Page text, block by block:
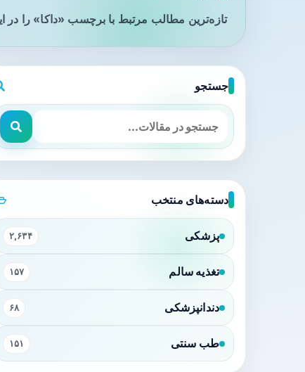
تازه‌ترین مطالب مرتبط با برچسب «داکا» را
جستجو
دسته‌های منتخب
پزشکی ۲,۶۳۴
تغذیه سالم ۱۵۷
دندانپزشکی ۶۸
طب سنتی ۱۵۱